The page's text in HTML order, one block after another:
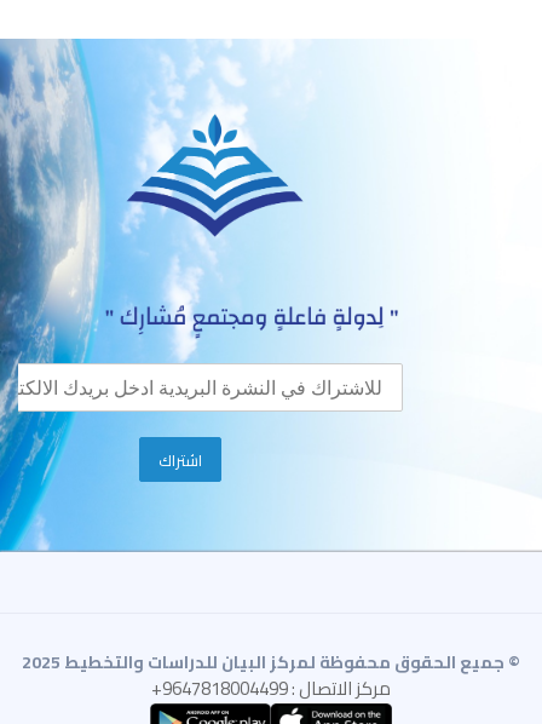
© جميع الحقوق محفوظة لمركز البيان للدراسات والتخطيط 2025
مركز الاتصال : 9647818004499+